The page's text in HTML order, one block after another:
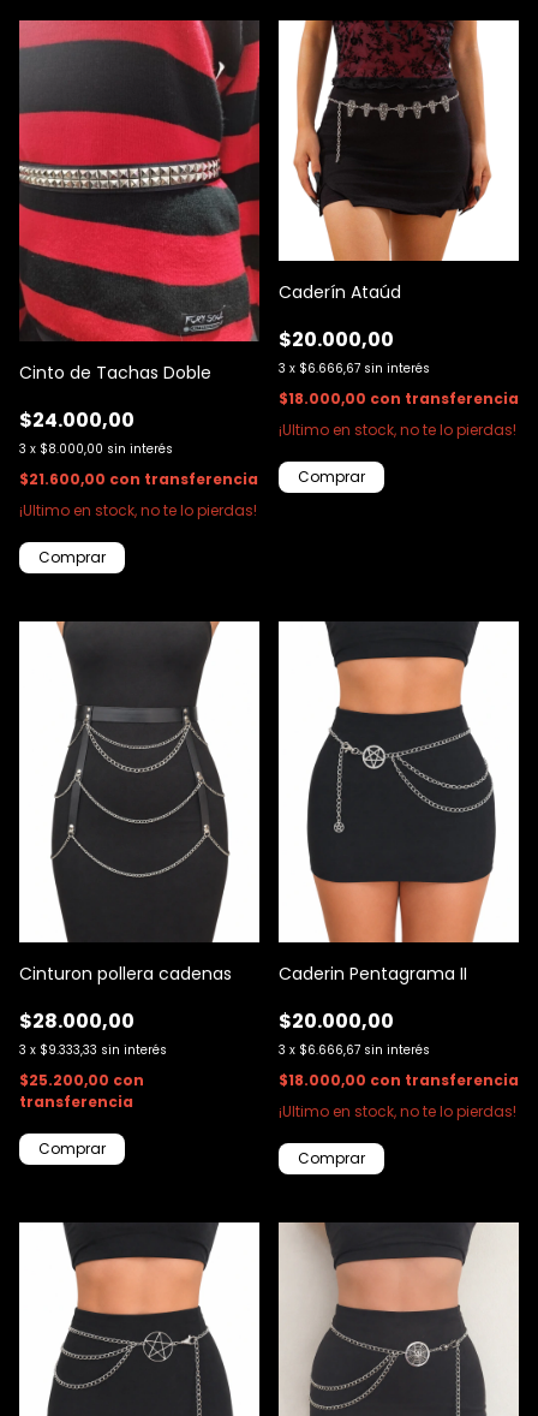
Cinto de Tachas Doble
$24.000,00
3 x $8.000,00 sin interés
$21.600,00 con transferencia
¡Ultimo en stock, no te lo pierdas!
Comprar
Caderín Ataúd
$20.000,00
3 x $6.666,67 sin interés
$18.000,00 con transferencia
¡Ultimo en stock, no te lo pierdas!
Cinturon pollera cadenas
$28.000,00
3 x $9.333,33 sin interés
$25.200,00 con
transferencia
Comprar
Caderin Pentagrama II
$20.000,00
3 x $6.666,67 sin interés
$18.000,00 con transferencia
¡Ultimo en stock, no te lo pierdas!